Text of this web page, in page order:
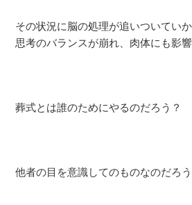
その状況に脳の処理が追いついてい
思考のバランスが崩れ、肉体にも影響
葬式とは誰のためにやるのだろう？
他者の目を意識してのものなのだろう